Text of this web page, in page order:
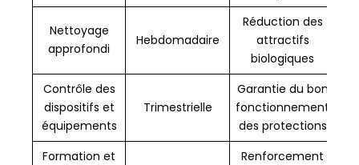
Nettoyage
approfondi
Hebdomadaire
Réduction des
attractifs
biologiques
Contrôle des
dispositifs et
équipements
Trimestrielle
Garantie du bon
fonctionnement
des protections
Formation et
Renforcement